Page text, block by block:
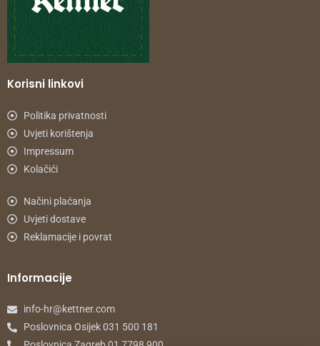
Korisni linkovi
Politika privatnosti
Uvjeti korištenja
Impressum
Kolačići
Načini plaćanja
Uvjeti dostave
Reklamacije i povrat
Informacije
info-hr@kettner.com
Poslovnica Osijek 031 500 181